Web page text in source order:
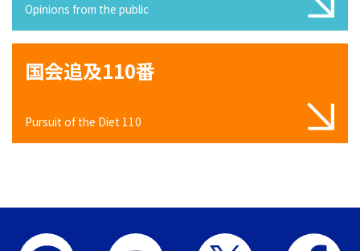
Opinions from the public
国会追及110番
Pursuit of the Diet 110